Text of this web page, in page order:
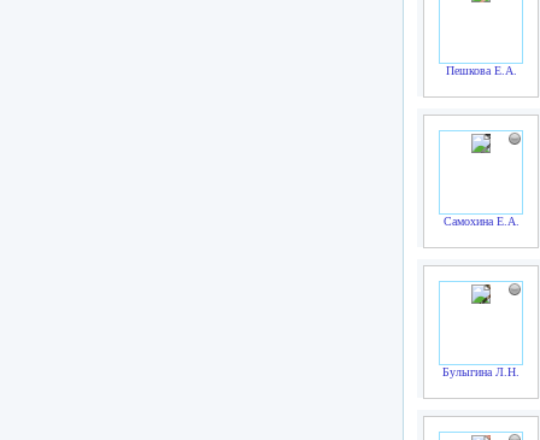
Пешкова Е.А.
Самохина Е.А.
Булыгина Л.Н.